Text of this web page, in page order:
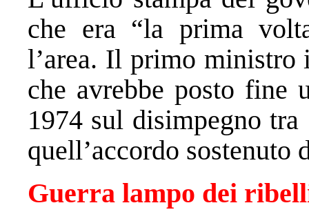
che era “la prima
l’area. Il primo ministro
che avrebbe posto fine
1974 sul disimpegno tra
quell’accordo sostenuto
Guerra lampo dei